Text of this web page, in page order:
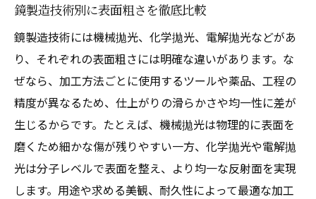
鏡製造技術別に表面粗さを徹底比較
鏡製造技術には機械拋光、化学拋光、電解拋光などがあ
り、それぞれの表面粗さには明確な違いがあります。な
ぜなら、加工方法ごとに使用するツールや薬品、工程の
精度が異なるため、仕上がりの滑らかさや均一性に差が
生じるからです。たとえば、機械拋光は物理的に表面を
磨くため細かな傷が残りやすい一方、化学拋光や電解拋
光は分子レベルで表面を整え、より均一な反射面を実現
します。用途や求める美観、耐久性によって最適な加工